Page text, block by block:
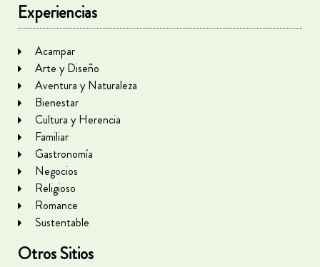
Experiencias
Acampar
Arte y Diseño
Aventura y Naturaleza
Bienestar
Cultura y Herencia
Familiar
Gastronomía
Negocios
Religioso
Romance
Sustentable
Otros Sitios